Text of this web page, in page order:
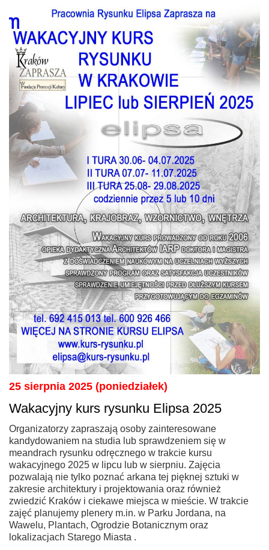
25 sierpnia 2025 (poniedziałek)
Wakacyjny kurs rysunku Elipsa 2025
Organizatorzy zapraszają osoby zainteresowane
kandydowaniem na studia lub sprawdzeniem się w
meandrach rysunku odręcznego w trakcie kursu
wakacyjnego 2025 w lipcu lub w sierpniu. Zajęcia
pozwalają nie tylko poznać arkana tej pięknej sztuki w
zakresie architektury i projektowania oraz również
zwiedzić Kraków i ciekawe miejsca w mieście. W trakcie
zajęć planujemy plenery m.in. w Parku Jordana, na
Wawelu, Plantach, Ogrodzie Botanicznym oraz
lokalizacjach Starego Miasta .